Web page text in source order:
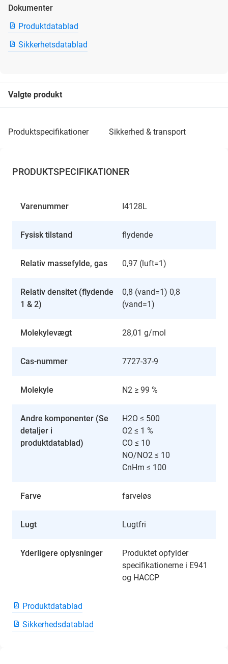
Dokumenter
Produktdatablad
Sikkerhetsdatablad
Valgte produkt
produktspecifikationer sikkerhed & transport
PRODUKTSPECIFIKATIONER
Varenummer I4128L
Fysisk tilstand flydende
Relativ massefylde, gas 0,97 (luft=1)
Relativ densitet (flydende
1 & 2)
0,8 (vand=1) 0,8
(vand=1)
Molekylevægt 28,01 g/mol
Cas-nummer 7727-37-9
Molekyle N2 ≥ 99 %
Andre komponenter (Se
detaljer i
produktdatablad)
H2O ≤ 500
O2 ≤ 1 %
CO ≤ 10
NO/NO2 ≤ 10
CnHm ≤ 100
Farve farveløs
Lugt Lugtfri
Yderligere oplysninger
Produktet opfylder
specifikationerne i E941
og HACCP
Produktdatablad
Sikkerhedsdatablad